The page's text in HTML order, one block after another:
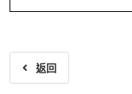
返回